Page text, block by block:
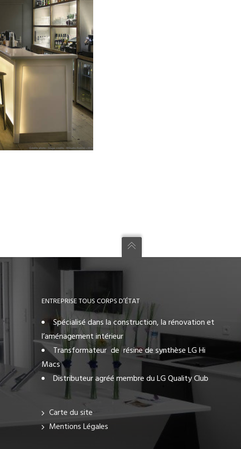
ENTREPRISE TOUS CORPS D’ÉTAT
Spécialisé dans la construction, la rénovation et
l’aménagement intérieur
Transformateur de résine de synthèse LG Hi
Macs
Distributeur agréé membre du LG Quality Club
Carte du site
Mentions Légales